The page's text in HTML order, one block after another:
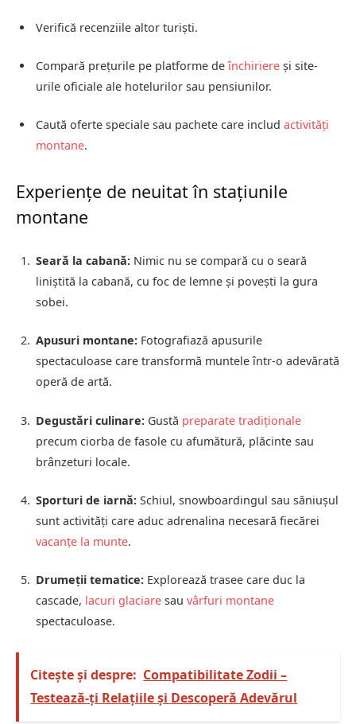
Verifică recenziile altor turiști.
Compară prețurile pe platforme deînchiriere și site-
urile oficiale ale hotelurilor sau pensiunilor.
Caută oferte speciale sau pachete care includ activități
montane.
Experiențe de neuitat în stațiunile
montane
Seară la cabană: Nimic nu se compară cu o seară
liniștită la cabană, cu foc de lemne și povești la gura
sobei.
Apusuri montane: Fotografiază apusurile
spectaculoase care transformă muntele într-o adevărată
operă de artă.
Degustări culinare: Gustă preparate tradiționale
precum ciorba de fasole cu afumătură, plăcinte sau
brânzeturi locale.
Sporturi de iarnă: Schiul, snowboardingul sau săniușul
sunt activități care aduc adrenalina necesară fiecărei
vacanțe la munte.
Drumeții tematice: Explorează trasee care duc la
cascade, lacuri glaciare sau vârfuri montane
spectaculoase.
Citește și despre: Compatibilitate Zodii –
Testează-ți Relațiile și Descoperă Adevărul